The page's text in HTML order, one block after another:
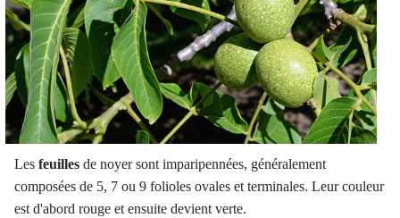
Les feuilles de noyer sont imparipennées, généralement
composées de 5, 7 ou 9 folioles ovales et terminales. Leur couleur
est d'abord rouge et ensuite devient verte.